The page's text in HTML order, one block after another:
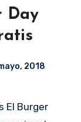
Day
2018